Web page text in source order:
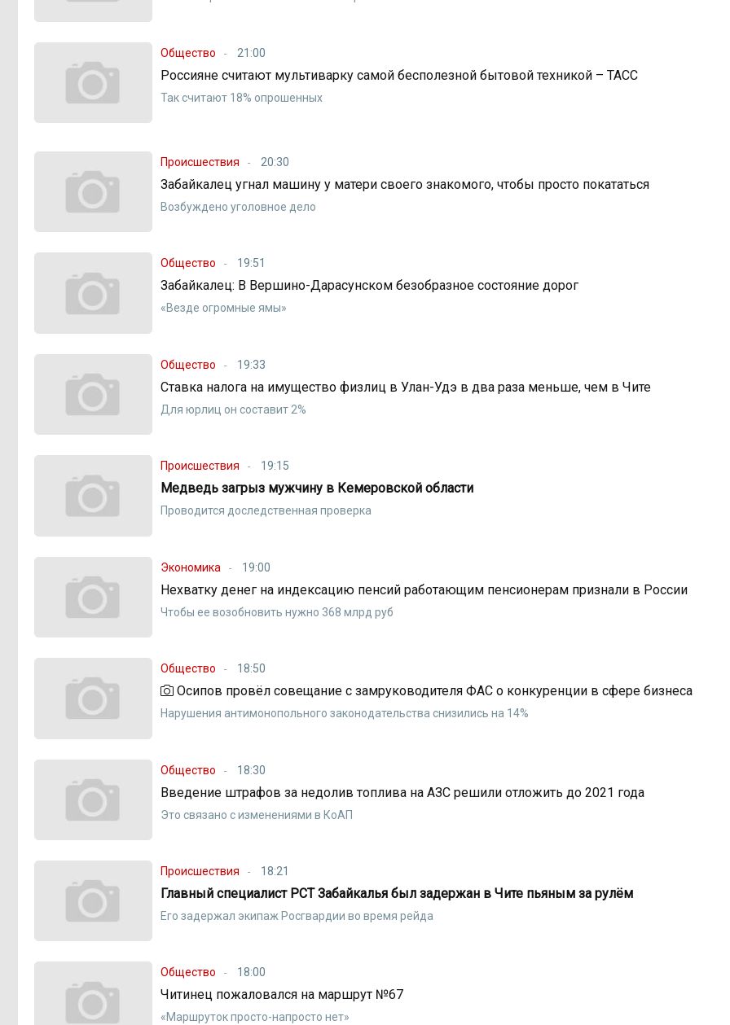
Общество 21:00
Россияне считают мультиварку самой бесполезной бытовой техникой – ТАСС
Так считают 18% опрошенных
Происшествия 20:30
Забайкалец угнал машину у матери своего знакомого, чтобы просто покататься
Возбуждено уголовное дело
Общество 19:51
Забайкалец: В Вершино-Дарасунском безобразное состояние дорог
«Везде огромные ямы»
Общество 19:33
Ставка налога на имущество физлиц в Улан-Удэ в два раза меньше, чем в Чите
Для юрлиц он составит 2%
Происшествия 19:15
Медведь загрыз мужчину в Кемеровской области
Проводится доследственная проверка
Экономика 19:00
Нехватку денег на индексацию пенсий работающим пенсионерам признали в России
Чтобы ее возобновить нужно 368 млрд руб
Общество 18:50
Осипов провёл совещание с замруководителя ФАС о конкуренции в сфере бизнеса
Нарушения антимонопольного законодательства снизились на 14%
Общество 18:30
Введение штрафов за недолив топлива на АЗС решили отложить до 2021 года
Это связано с изменениями в КоАП
Происшествия 18:21
Главный специалист РСТ Забайкалья был задержан в Чите пьяным за рулём
Его задержал экипаж Росгвардии во время рейда
Общество 18:00
Читинец пожаловался на маршрут №67
«Маршруток просто-напросто нет»